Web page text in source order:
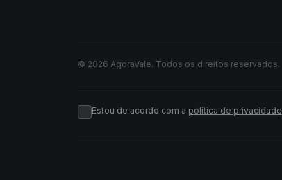
© 2026 AgoraVale. Todos os direitos reservados.
Estou de acordo com a política de privacidade